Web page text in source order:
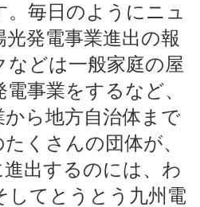
毎日のようにニュ
発電事業進出の報
どは一般家庭の屋
事業をするなど、
ら地方自治体まで
くさんの団体が、
出するのには、わ
してとうとう九州電